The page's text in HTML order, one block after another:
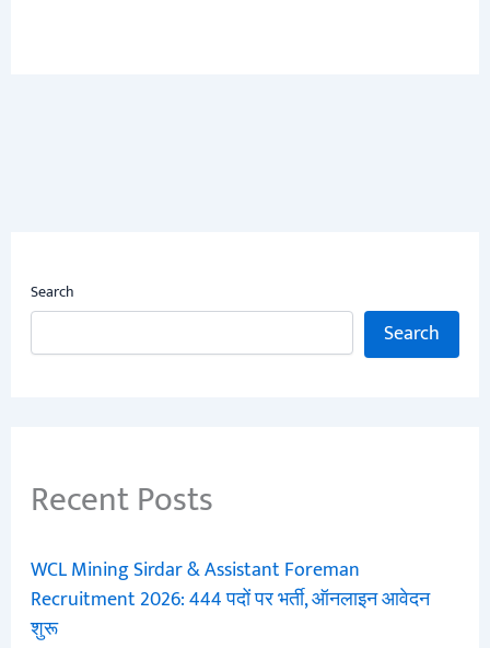
Search
Search
Recent Posts
WCL Mining Sirdar & Assistant Foreman
Recruitment 2026: 444 पदों पर भर्ती, ऑनलाइन आवेदन
शुरू